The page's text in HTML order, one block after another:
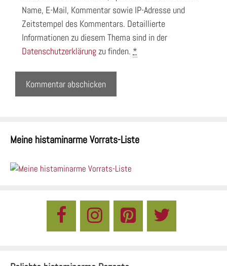
Name, E-Mail, Kommentar sowie IP-Adresse und
Zeitstempel des Kommentars. Detaillierte
Informationen zu diesem Thema sind in der
Datenschutzerklärungzu finden. *
Meine histaminarme Vorrats-Liste